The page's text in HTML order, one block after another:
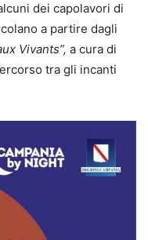
dei capolavori di
a partire dagli
Vivants”, a cura di
tra gli incanti